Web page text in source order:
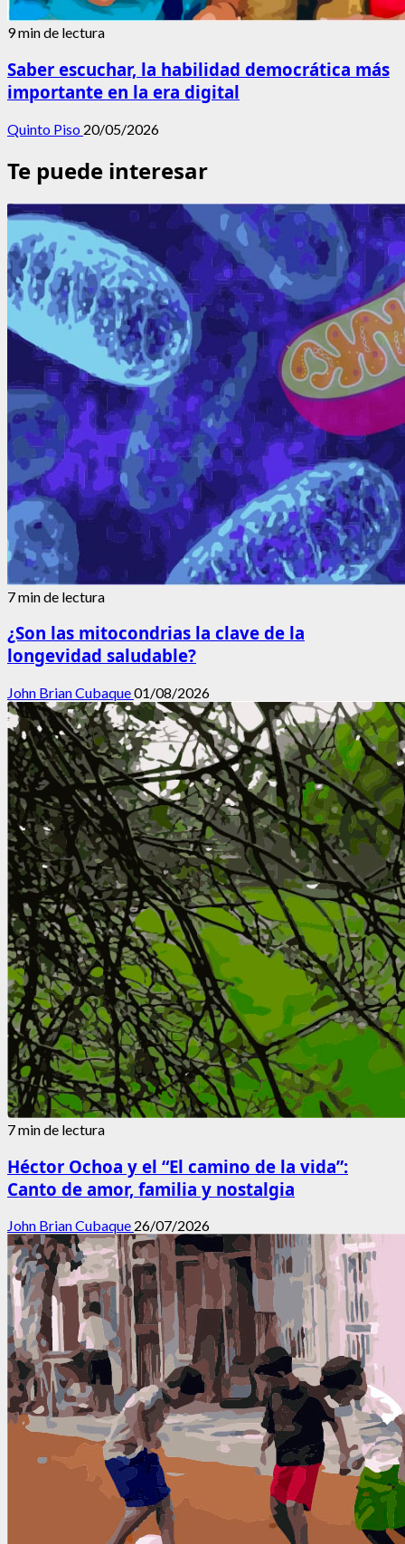
9 min de lectura
Saber escuchar, la habilidad democrática más
importante en la era digital
Quinto Piso 20/05/2026
Te puede interesar
7 min de lectura
¿Son las mitocondrias la clave de la
longevidad saludable?
John Brian Cubaque01/08/2026
7 min de lectura
Héctor Ochoa y el “El camino de la vida”:
Canto de amor, familia y nostalgia
John Brian Cubaque 26/07/2026